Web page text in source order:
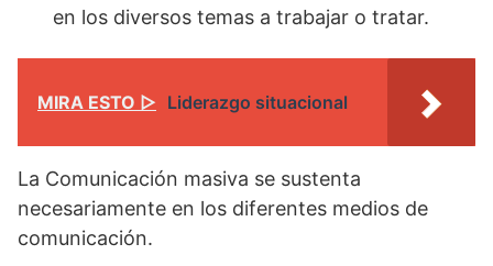
en los diversos temas a trabajar o tratar.
MIRA ESTO ▷ Liderazgo situacional
La Comunicación masiva se sustenta
necesariamente en los diferentes medios de
comunicación.